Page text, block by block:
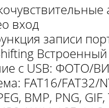
вход
записи
с USB: ФОТО/
FAT16/FAT32/
BMP, PNG, GIF,